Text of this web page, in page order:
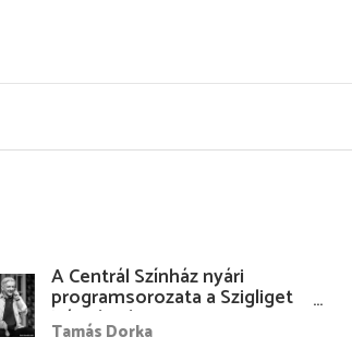
A Centrál Színház nyári
programsorozata a Szigliget
Várudvarban
Tamás Dorka